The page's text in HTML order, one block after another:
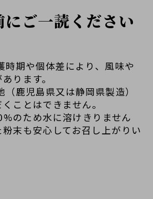
にご一読ください
期や個体差により、風味や
ります。
鹿児島県又は静岡県製造）
ことはできません。
のため水に溶けきりません
末も安心してお召し上がりい